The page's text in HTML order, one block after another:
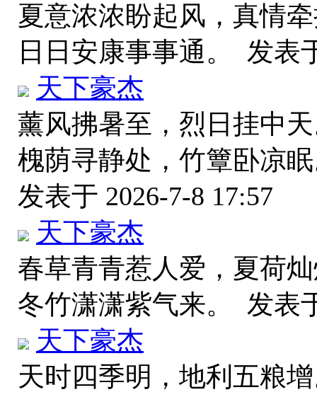
夏意浓浓盼起风，真情
日日安康事事通。 发表
天下豪杰
薰风拂暑至，烈日挂中
槐荫寻静处，竹簟卧凉
发表于 2026-7-8 17:57
天下豪杰
春草青青惹人爱，夏荷
冬竹潇潇紫气来。 发表
天下豪杰
天时四季明，地利五粮